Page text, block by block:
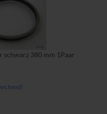
schwarz 380 mm 1Paar